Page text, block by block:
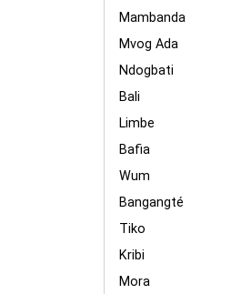
Mambanda
Mvog Ada
Ndogbati
Bali
Limbe
Bafia
Wum
Bangangté
Tiko
Kribi
Mora